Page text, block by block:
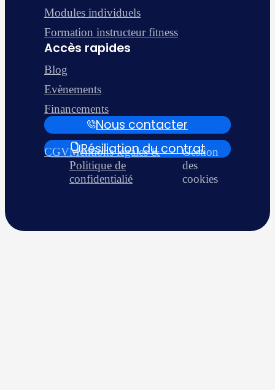
Modules individuels
Formation instructeur fitness
Accès rapides
Blog
Evènements
Financements
Nous contacter
Résiliation du contrat
CGVMentions légales &
Politique de
confidentialié
Gestion
des
cookies